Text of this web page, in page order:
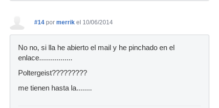
#14 por merrik el 10/06/2014
No no, si lla he abierto el mail y he pinchado en el
enlace.................
Poltergeist?????????
me tienen hasta la........